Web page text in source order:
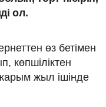
ол.
өз бетімен
көпшіліктен
жыл ішінде